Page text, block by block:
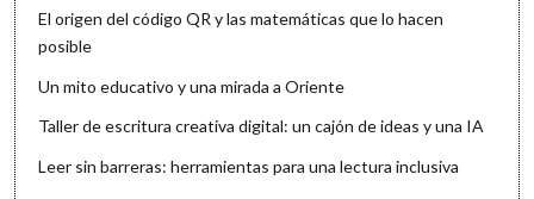
El origen del código QR y las matemáticas que lo hacen
posible
Un mito educativo y una mirada a Oriente
Taller de escritura creativa digital: un cajón de ideas y una IA
Leer sin barreras: herramientas para una lectura inclusiva